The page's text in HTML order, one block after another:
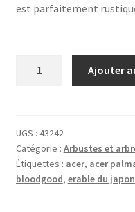
est parfaitement
'Bloodgood'
Ajouter
UGS : 43242
Catégorie : Arbustes et
Étiquettes : acer, acer
bloodgood, erable du